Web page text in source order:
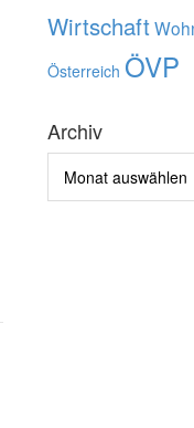
Wirtschaft
Österreich ÖVP
Archiv